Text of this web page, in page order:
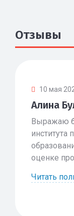
Отзывы
10 мая
Алина
Выражаю
института
оценке
Читать